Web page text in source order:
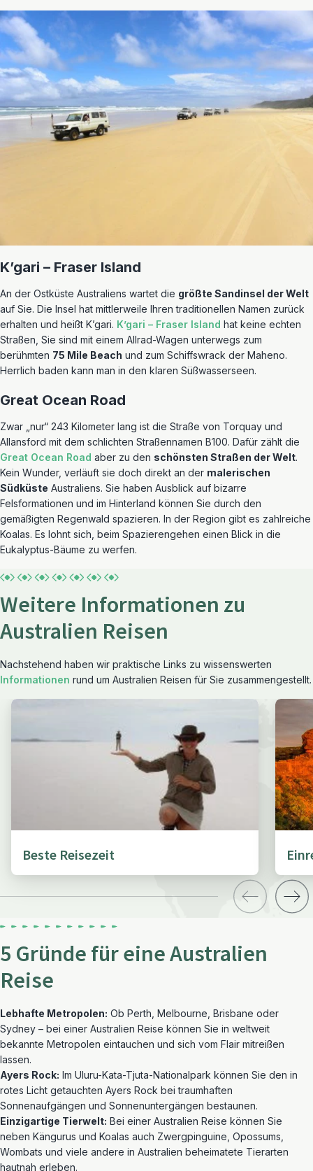
K’gari – Fraser Island
An der Ostküste Australiens wartet die größte Sandinsel der Welt
auf Sie. Die Insel hat mittlerweile Ihren traditionellen Namen zurück
erhalten und heißt K’gari. K’gari – Fraser Island hat keine echten
Straßen, Sie sind mit einem Allrad-Wagen unterwegs zum
berühmten 75 Mile Beach und zum Schiffswrack der Maheno.
Herrlich baden kann man in den klaren Süßwasserseen.
Great Ocean Road
Zwar „nur“ 243 Kilometer lang ist die Straße von Torquay und
Allansford mit dem schlichten Straßennamen B100. Dafür zählt die
Great Ocean Road aber zu den schönsten Straßen der Welt.
Kein Wunder, verläuft sie doch direkt an der malerischen
Südküste Australiens. Sie haben Ausblick auf bizarre
Felsformationen und im Hinterland können Sie durch den
gemäßigten Regenwald spazieren. In der Region gibt es zahlreiche
Koalas. Es lohnt sich, beim Spazierengehen einen Blick in die
Eukalyptus-Bäume zu werfen.
Weitere Informationen zu
Australien Reisen
Nachstehend haben wir praktische Links zu wissenswerten
Informationen rund um Australien Reisen für Sie zusammengestellt.
Beste Reisezeit
5 Gründe für eine Australien
Reise
Lebhafte Metropolen: Ob Perth, Melbourne, Brisbane oder
Sydney – bei einer Australien Reise können Sie in weltweit
bekannte Metropolen eintauchen und sich vom Flair mitreißen
lassen.
Ayers Rock: Im Uluru-Kata-Tjuta-Nationalpark können Sie den in
rotes Licht getauchten Ayers Rock bei traumhaften
Sonnenaufgängen und Sonnenuntergängen bestaunen.
Einzigartige Tierwelt: Bei einer Australien Reise können Sie
neben Kängurus und Koalas auch Zwergpinguine, Opossums,
Wombats und viele andere in Australien beheimatete Tierarten
hautnah erleben.